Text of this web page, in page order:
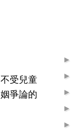
受兒童
爭論的
►
►
►
►
►